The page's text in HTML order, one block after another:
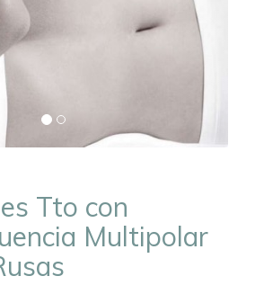
Tto con
Multipolar